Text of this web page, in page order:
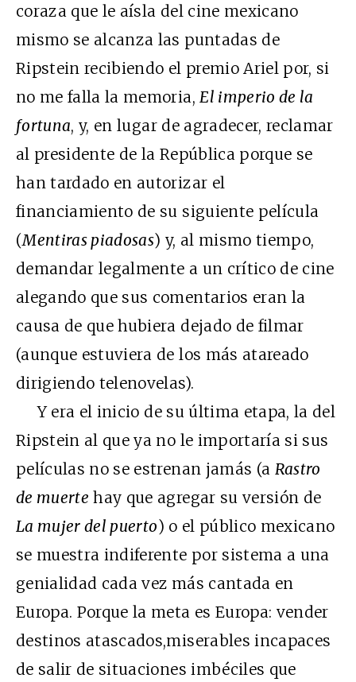
coraza que le aísla del cine mexicano
mismo se alcanza las puntadas de
Ripstein recibiendo el premio Ariel por, si
no me falla la memoria,El imperio de la
fortuna, y, en lugar de agradecer, reclamar
al presidente de la República porque se
han tardado en autorizar el
financiamiento de su siguiente película
(Mentiras piadosas) y, al mismo tiempo,
demandar legalmente a un crítico de cine
alegando que sus comentarios eran la
causa de que hubiera dejado de filmar
(aunque estuviera de los más atareado
dirigiendo telenovelas).
Y era el inicio de su última etapa, la del
Ripstein al que ya no le importaría si sus
películas no se estrenan jamás (a Rastro
de muerte hay que agregar su versión de
La mujer del puerto) o el público mexicano
se muestra indiferente por sistema a una
genialidad cada vez más cantada en
Europa. Porque la meta es Europa: vender
destinos atascados,miserables incapaces
de salir de situaciones imbéciles que